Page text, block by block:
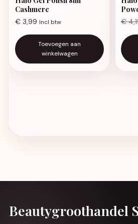
Cashmere
€ 3,99 Incl btw
Toevoegen aan
winkelwagen
€
Beautygroothandel